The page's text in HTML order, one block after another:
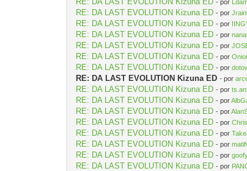
- por
RE: DA LAST EVOLUTION Kizuna ED - por
RE: DA LAST EVOLUTION Kizuna ED - por
RE: DA LAST EVOLUTION Kizuna ED - por
RE: DA LAST EVOLUTION Kizuna ED - por
RE: DA LAST EVOLUTION Kizuna ED - por
RE: DA LAST EVOLUTION Kizuna ED - por
RE: DA LAST EVOLUTION Kizuna ED - por
RE: DA LAST EVOLUTION Kizuna ED - por
RE: DA LAST EVOLUTION Kizuna ED - por
RE: DA LAST EVOLUTION Kizuna ED - por
RE: DA LAST EVOLUTION Kizuna ED - por
RE: DA LAST EVOLUTION Kizuna ED - por
RE: DA LAST EVOLUTION Kizuna ED - por
RE: DA LAST EVOLUTION Kizuna ED - por
RE: DA LAST EVOLUTION Kizuna ED - por